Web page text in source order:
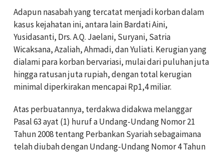
Adapun nasabah yang tercatat menjadi korban dalam
kasus kejahatan ini, antara lain Bardati Aini,
Yusidasanti, Drs. A.Q. Jaelani, Suryani, Satria
Wicaksana, Azaliah, Ahmadi, dan Yuliati. Kerugian yang
dialami para korban bervariasi, mulai dari puluhan juta
hingga ratusan juta rupiah, dengan total kerugian
minimal diperkirakan mencapai Rp1,4 miliar.
Atas perbuatannya, terdakwa didakwa melanggar
Pasal 63 ayat (1) huruf a Undang-Undang Nomor 21
Tahun 2008 tentang Perbankan Syariah sebagaimana
telah diubah dengan Undang-Undang Nomor 4 Tahun